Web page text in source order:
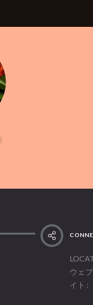
ウェ
イト